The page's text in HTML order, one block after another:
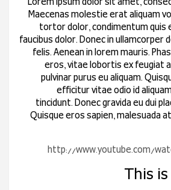
Maecenas molestie erat aliquam
tortor dolor, condimentum quis
faucibus dolor. Donec in ullamcorper
felis. Aenean in lorem mauris.
eros, vitae lobortis ex feugiat
pulvinar purus eu aliquam.
efficitur vitae odio id
tincidunt. Donec gravida eu dui
Quisque eros sapien, malesuada
http://www.youtube.com/
This